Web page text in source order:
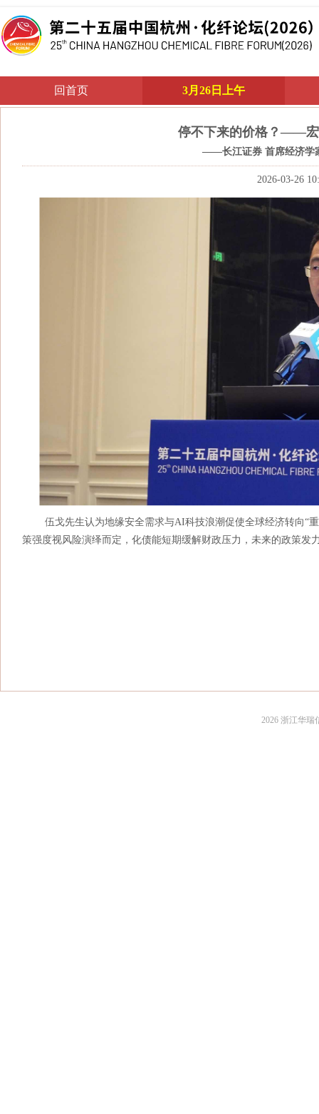
回首页 3月26日上午
停不下来的价格？——宏
——长江证券 首席经济学
2026-03-26
伍戈先生认为地缘安全需求与AI科技浪潮促使全球经济转向“
策强度视风险演绎而定，化债能短期缓解财政压力，未来的政策发
2026 浙江华瑞